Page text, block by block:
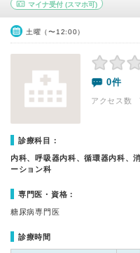
マイナ受付 (スマホ可)
土曜（〜12:00）
0件
アクセス数
診療科目：
内科、呼吸器内科、循環器内科、
ーション科
専門医・資格：
糖尿病専門医
診療時間